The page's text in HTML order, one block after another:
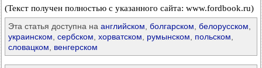
(Текст получен полностью с указанного сайта: www.fordbook.ru)
Эта статья доступна на английском болгарском белорусском
украинском сербском хорватском румынском польском
словацком
венгерском